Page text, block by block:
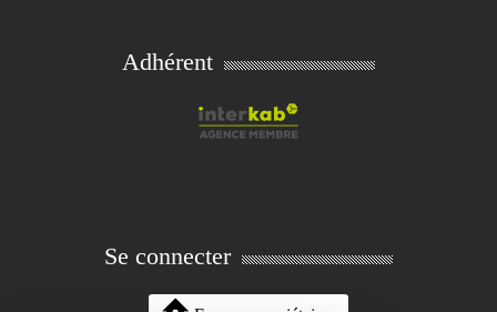
Adhérent
Se connecter